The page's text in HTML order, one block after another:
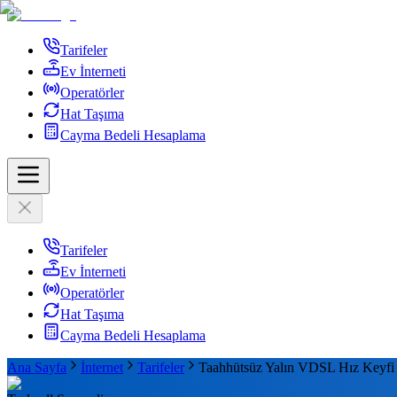
Tarifeler
Ev İnterneti
Operatörler
Hat Taşıma
Cayma Bedeli Hesaplama
Tarifeler
Ev İnterneti
Operatörler
Hat Taşıma
Cayma Bedeli Hesaplama
Ana Sayfa İnternet Tarifeler Taahhütsüz Yalın VDSL Hız